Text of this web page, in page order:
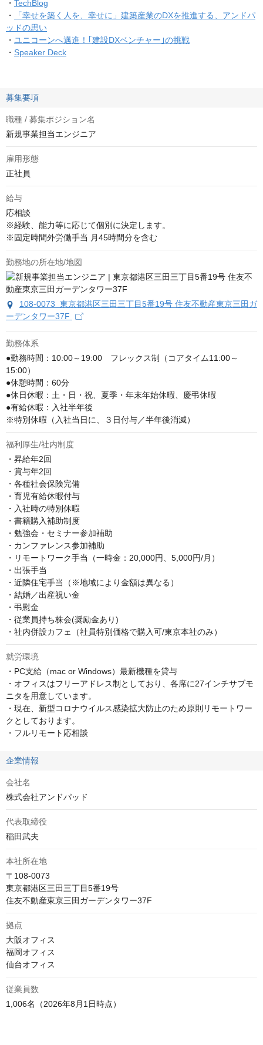
・ TechBlog
・
「幸せを築く人を、幸せに」建築産業のDXを推進する、アンドパ
ッドの思い
・ ユニコーンへ邁進！｢建設DXベンチャー｣の挑戦
・ Speaker Deck
募集要項
職種 / 募集ポジション名
新規事業担当エンジニア
雇用形態
正社員
給与
応相談
※経験、能力等に応じて個別に決定します。
※固定時間外労働手当 月45時間分を含む
勤務地の所在地/地図
108-0073 東京都港区三田三丁目5番19号 住友不動産東京三田ガ
ーデンタワー37F
勤務体系
●勤務時間：10:00～19:00　フレックス制（コアタイム11:00～
15:00）
●休憩時間：60分
●休日休暇：土・日・祝、夏季・年末年始休暇、慶弔休暇
●有給休暇：入社半年後
※特別休暇（入社当日に、３日付与／半年後消滅）
福利厚生/社内制度
・昇給年2回
・賞与年2回
・各種社会保険完備
・育児有給休暇付与
・入社時の特別休暇
・書籍購入補助制度
・勉強会・セミナー参加補助
・カンファレンス参加補助
・リモートワーク手当（一時金：20,000円、5,000円/月）
・出張手当
・近隣住宅手当（※地域により金額は異なる）
・結婚／出産祝い金
・弔慰金
・従業員持ち株会(奨励金あり)
・社内併設カフェ（社員特別価格で購入可/東京本社のみ）
就労環境
・PC支給（mac or Windows）最新機種を貸与
・オフィスはフリーアドレス制としており、各席に27インチサブモ
ニタを用意しています。
・現在、新型コロナウイルス感染拡大防止のため原則リモートワー
クとしております。
・フルリモート応相談
企業情報
会社名
株式会社アンドパッド
代表取締役
稲田武夫
本社所在地
〒108-0073
東京都港区三田三丁目5番19号
住友不動産東京三田ガーデンタワー37F
拠点
大阪オフィス
福岡オフィス
仙台オフィス
従業員数
1,006名（2026年8月1日時点）